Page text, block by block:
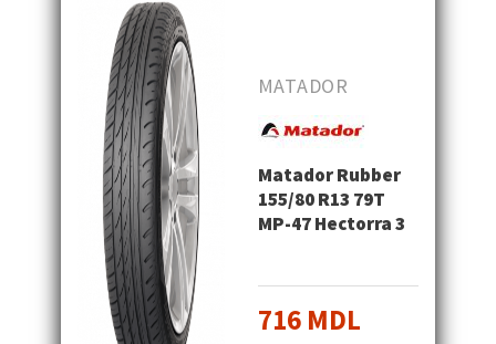
MATADOR
Matador Rubber
155/80 R13 79T
MP-47 Hectorra 3
716 MDL